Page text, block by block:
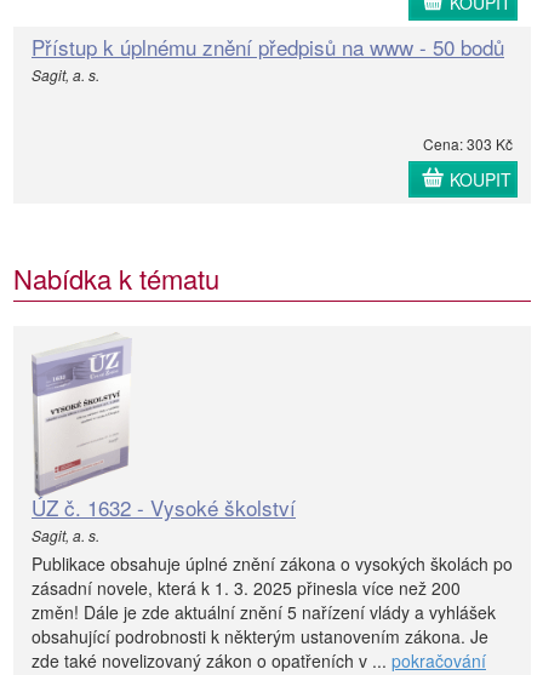
Přístup k úplnému znění předpisů na www - 50 bodů
Sagit, a. s.
Cena: 303 Kč
KOUPIT
Nabídka k tématu
ÚZ č. 1632 - Vysoké školství
Sagit, a. s.
Publikace obsahuje úplné znění zákona o vysokých školách po
zásadní novele, která k 1. 3. 2025 přinesla více než 200
změn! Dále je zde aktuální znění 5 nařízení vlády a vyhlášek
obsahující podrobnosti k některým ustanovením zákona. Je
zde také novelizovaný zákon o opatřeních v ... pokračování